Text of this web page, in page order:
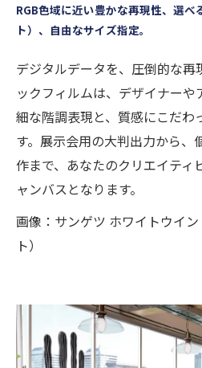
RGB色域に近い豊かな再現性、選
ト）、自由なサイズ指定。
デジタルデータを、圧倒的な再
ックフィルムは、デザイナー
細な階調表現と、質感にこだわ
す。展示会用の大判出力から、
作まで、あなたのクリエイティ
ャンバスとなります。
画像：サンゲツ ホワイトウイ
ト）